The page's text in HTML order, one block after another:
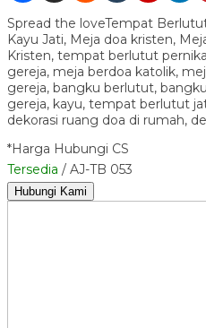
Spread the loveTempat
Kayu Jati, Meja doa kristen,
Kristen, tempat berlutut
gereja, meja berdoa katolik,
gereja, bangku berlutut,
gereja, kayu, tempat berlutut
dekorasi ruang doa di rumah,
*Harga Hubungi CS
Tersedia / AJ-TB 053
Hubungi Kami